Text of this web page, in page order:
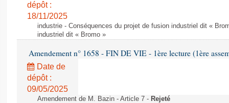
dépôt :
18/11/2025
industrie - Conséquences du projet de fusion industriel dit «
industriel dit « Bromo »
Amendement n° 1658 - FIN DE VIE - 1ère lecture (1ère
Date de
dépôt :
09/05/2025
Amendement de M. Bazin - Article 7 - Rejeté